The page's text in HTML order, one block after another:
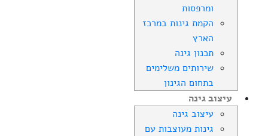
ומרפסות
הקמת גינות במרכז
הארץ
תכנון גינה
שירותים משלימים
בתחום הגינון
עיצוב גינה
עיצוב גינה
גינות מעוצבות עם